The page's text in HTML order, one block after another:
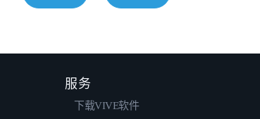
服务
下载VIVE软件